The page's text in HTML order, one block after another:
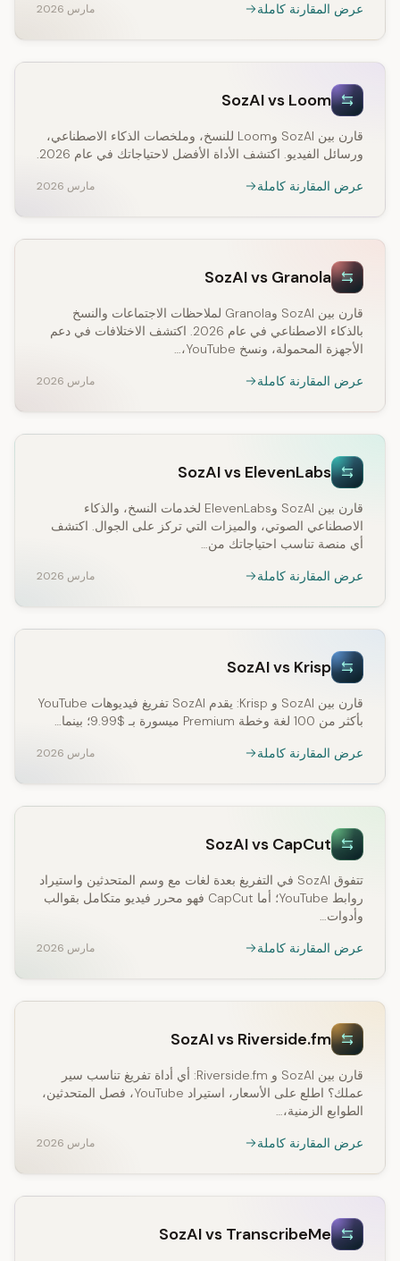
عرض المقارنة كاملة
مارس 2026
SozAI vs Loom
قارن بين SozAI وLoom للنسخ، وملخصات الذكاء الاصطناعي،
ورسائل الفيديو. اكتشف الأداة الأفضل لاحتياجاتك في عام 2026.
عرض المقارنة كاملة
مارس 2026
SozAI vs Granola
قارن بين SozAI وGranola لملاحظات الاجتماعات والنسخ
بالذكاء الاصطناعي في عام 2026. اكتشف الاختلافات في دعم
الأجهزة المحمولة، ونسخ YouTube،…
عرض المقارنة كاملة
مارس 2026
SozAI vs ElevenLabs
قارن بين SozAI وElevenLabs لخدمات النسخ، والذكاء
الاصطناعي الصوتي، والميزات التي تركز على الجوال. اكتشف
أي منصة تناسب احتياجاتك من…
عرض المقارنة كاملة
مارس 2026
SozAI vs Krisp
قارن بين SozAI و Krisp: يقدم SozAI تفريغ فيديوهات YouTube
بأكثر من 100 لغة وخطة Premium ميسورة بـ $9.99؛ بينما…
عرض المقارنة كاملة
مارس 2026
SozAI vs CapCut
تتفوق SozAI في التفريغ بعدة لغات مع وسم المتحدثين واستيراد
روابط YouTube؛ أما CapCut فهو محرر فيديو متكامل بقوالب
وأدوات…
عرض المقارنة كاملة
مارس 2026
SozAI vs Riverside.fm
قارن بين SozAI و Riverside.fm: أي أداة تفريغ تناسب سير
عملك؟ اطلع على الأسعار، استيراد YouTube، فصل المتحدثين،
الطوابع الزمنية،…
عرض المقارنة كاملة
مارس 2026
SozAI vs TranscribeMe